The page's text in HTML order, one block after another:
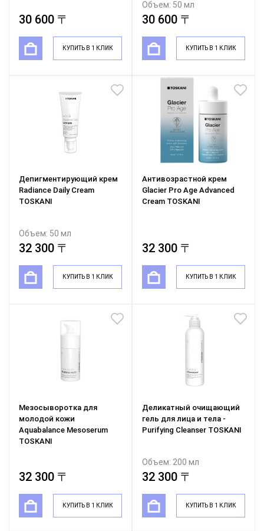
30 600 〒
КУПИТЬ В 1 КЛИК
Объем: 50 мл
30 600 〒
КУПИТЬ В 1 КЛИК
Депигментирующий крем
Radiance Daily Cream
TOSKANI
Объем: 50 мл
32 300 〒
КУПИТЬ В 1 КЛИК
Антивозрастной крем
Glacier Pro Age Advanced
Cream TOSKANI
32 300 〒
КУПИТЬ В 1 КЛИК
Мезосыворотка для
молодой кожи
Aquabalance Mesoserum
TOSKANI
32 300 〒
КУПИТЬ В 1 КЛИК
Деликатный очищающий
гель для лица и тела -
Purifying Cleanser TOSKANI
Объем: 200 мл
32 300 〒
КУПИТЬ В 1 КЛИК